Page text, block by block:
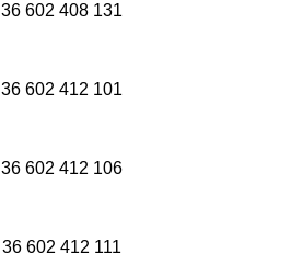
36 602 408 131
36 602 412 101
36 602 412 106
36 602 412 111